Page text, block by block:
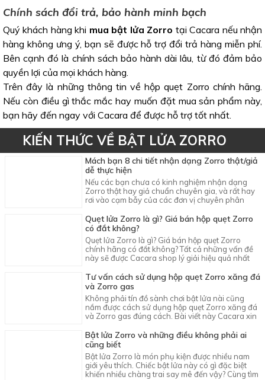
Chính sách đổi trả, bảo hành minh bạch
Quý khách hàng khi mua bật lửa Zorro tại Cacara nếu nhận
hàng không ưng ý, bạn sẽ được hỗ trợ đổi trả hàng miễn phí.
Bên cạnh đó là chính sách bảo hành dài lâu, từ đó đảm bảo
quyền lợi của mọi khách hàng.
Trên đây là những thông tin về hộp quẹt Zorro chính hãng.
Nếu còn điều gì thắc mắc hay muốn đặt mua sản phẩm này,
bạn hãy đến ngay với Cacara để được hỗ trợ tốt nhất.
KIẾN THỨC VỀ BẬT LỬA ZORRO
Mách bạn 8 chi tiết nhận dạng Zorro thật/giả
dễ thực hiện
Nếu các bạn chưa có kinh nghiệm nhận dạng
Zorro thật hay giả chuẩn chuyên gia, và rất hay
rơi vào cạm bẫy của các đơn vị chuyên phân
Quẹt lửa Zorro là gì? Giá bán hộp quẹt Zorro
có đắt không?
Quẹt lửa Zorro là gì? Giá bán hộp quẹt Zorro
chính hãng có đắt không? Tất cả những vấn đề
này sẽ được Cacara shop lý giải hiệu quả nhất
Tư vấn cách sử dụng hộp quẹt Zorro xăng đá
và Zorro gas
Không phải tín đồ sành chơi bật lửa nài cũng
nắm được cách sử dụng hộp quẹt Zorro xăng đá
và Zorro gas đúng cách. Bài viết này Cacara xin
Bật lửa Zorro và những điều không phải ai
cũng biết
Bật lửa Zorro là món phụ kiện được nhiều nam
giới yêu thích. Chiếc bật lửa này có gì đặc biệt
khiến nhiều chàng trai say mê đến vậy? Cùng tìm